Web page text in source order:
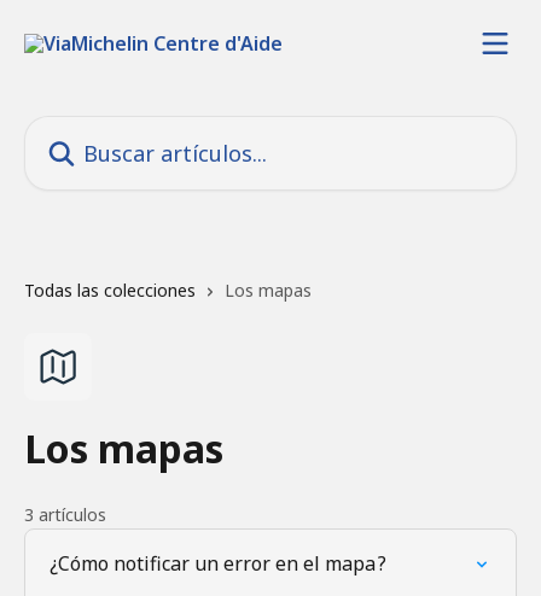
Todas las colecciones Los mapas
Los mapas
3 artículos
¿Cómo notificar un error en el mapa ?